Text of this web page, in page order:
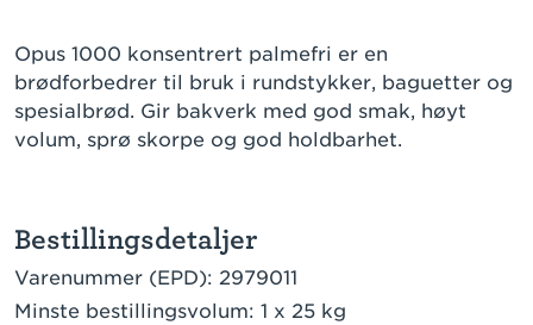
Opus 1000 konsentrert palmefri er en
brødforbedrer til bruk i rundstykker, baguetter og
spesialbrød. Gir bakverk med god smak, høyt
volum, sprø skorpe og god holdbarhet.
Bestillingsdetaljer
Varenummer (EPD): 2979011
Minste bestillingsvolum: 1 x 25 kg